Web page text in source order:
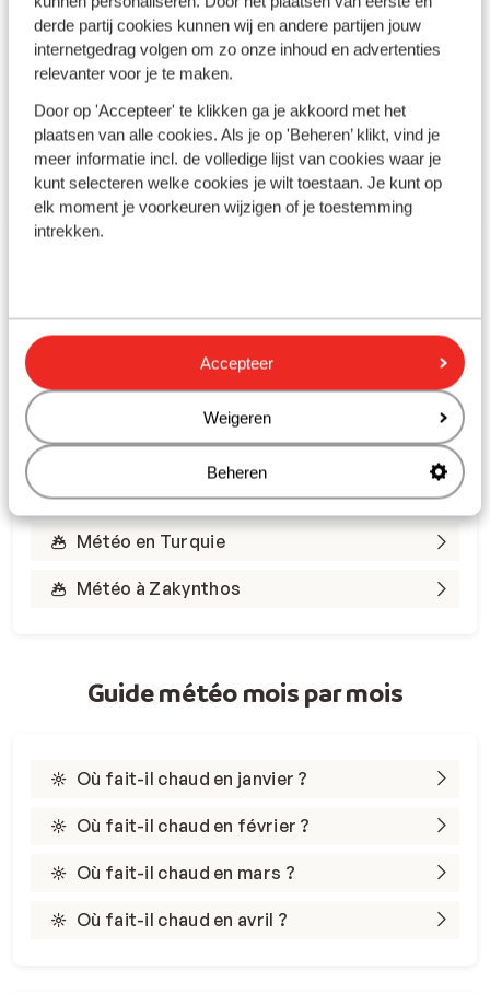
derde partij cookies kunnen wij en andere partijen jouw
internetgedrag volgen om zo onze inhoud en advertenties
relevanter voor je te maken.
Door op 'Accepteer' te klikken ga je akkoord met het
plaatsen van alle cookies. Als je op 'Beheren’ klikt, vind je
meer informatie incl. de volledige lijst van cookies waar je
kunt selecteren welke cookies je wilt toestaan. Je kunt op
elk moment je voorkeuren wijzigen of je toestemming
intrekken.
Accepteer
Weigeren
Beheren
Découvrir
Météo à Rhodes
Météo à Tenerife
Météo en Tunisie
Météo en Turquie
Météo à Zakynthos
Guide météo mois par mois
Où fait-il chaud en janvier ?
Où fait-il chaud en février ?
Où fait-il chaud en mars ?
Où fait-il chaud en avril ?